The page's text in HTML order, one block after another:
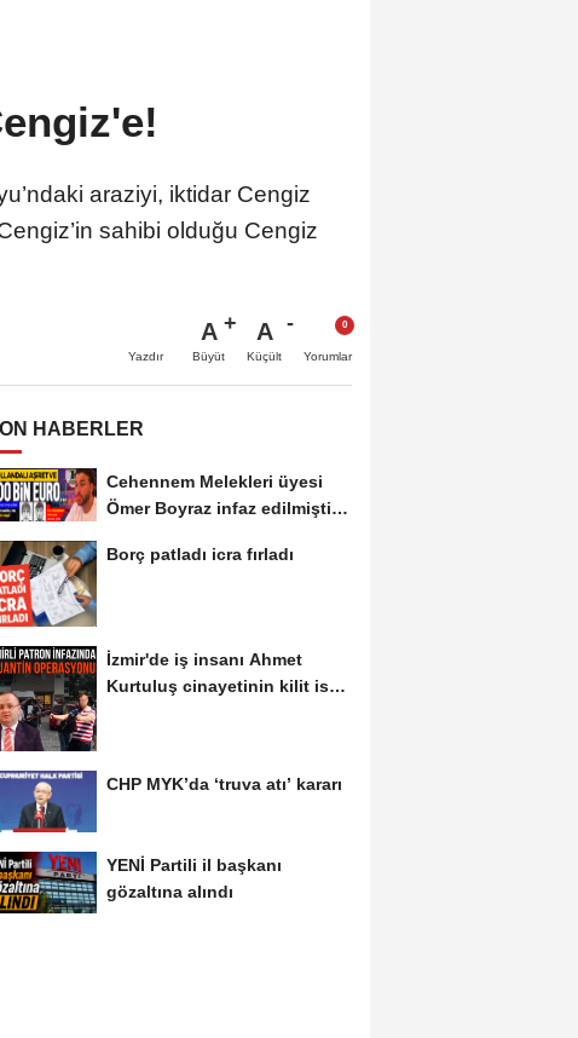
araziyi, iktidar Cengiz
sahibi olduğu Cengiz
Yazdır
A
Büyüt
A
Küçült Yorumlar
HABERLER
Cehennem Melekleri üyesi
Ömer Boyraz infaz edilmişti!
Borç patladı icra fırladı
İzmir'de iş insanı Ahmet
Kurtuluş cinayetinin kilit ismi
CHP MYK’da ‘truva atı’ kararı
YENİ Partili il başkanı
gözaltına alındı